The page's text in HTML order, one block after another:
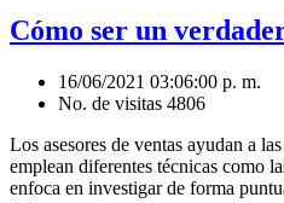
Cómo ser un
16/06/2021 03:06:00 p. m.
No. de visitas 4806
Los asesores de ventas ayudan a
emplean diferentes técnicas como
enfoca en investigar de forma